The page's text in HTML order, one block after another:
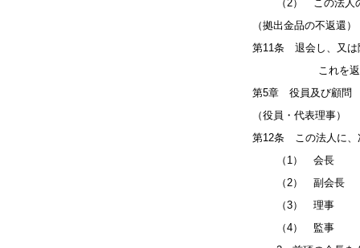
（2） この法人の
（拠出金品の不返還）
第11条 退会し、又は
これを返還
第5章 役員及び顧問
（役員・代表理事）
第12条 この法人に、
（1） 会長
（2） 副会長 2
（3） 理事 15人
（4） 監事